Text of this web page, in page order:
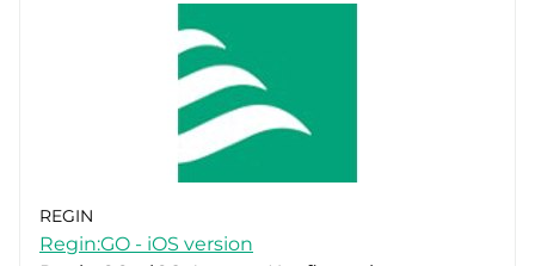
REGIN
Regin:GO - iOS version